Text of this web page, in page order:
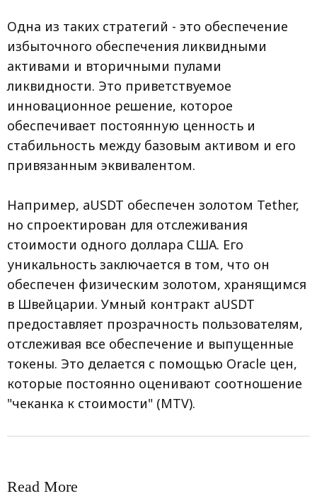
Одна из таких стратегий - это обеспечение
избыточного обеспечения ликвидными
активами и вторичными пулами
ликвидности. Это приветствуемое
инновационное решение, которое
обеспечивает постоянную ценность и
стабильность между базовым активом и его
привязанным эквивалентом.
Например, aUSDT обеспечен золотом Tether,
но спроектирован для отслеживания
стоимости одного доллара США. Его
уникальность заключается в том, что он
обеспечен физическим золотом, хранящимся
в Швейцарии. Умный контракт aUSDT
предоставляет прозрачность пользователям,
отслеживая все обеспечение и выпущенные
токены. Это делается с помощью Oracle цен,
которые постоянно оценивают соотношение
"чеканка к стоимости" (MTV).
Read More